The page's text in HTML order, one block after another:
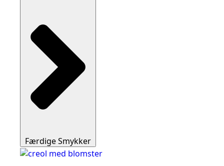
Færdige Smykker